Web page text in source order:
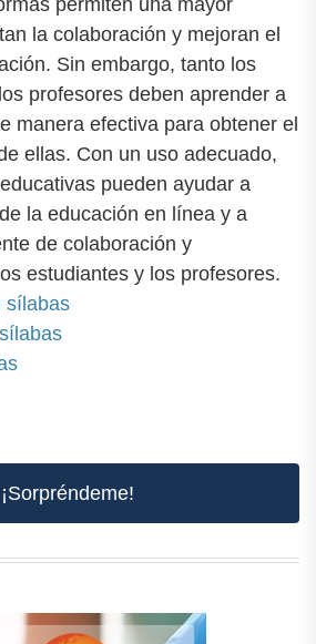
permiten una mayor
la colaboración y mejoran el
Sin embargo, tanto los
profesores deben aprender a
manera efectiva para obtener el
ellas. Con un uso adecuado,
pueden ayudar a
la educación en línea y a
de colaboración y
estudiantes y los profesores.
sílabas
¡Sorpréndeme!